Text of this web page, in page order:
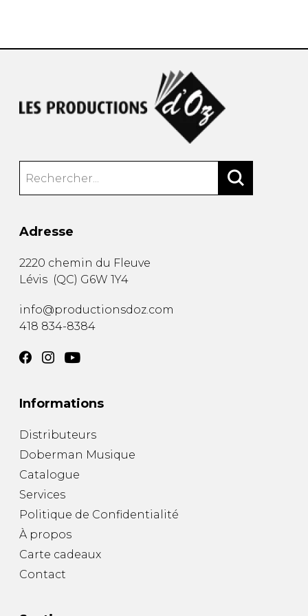
Adresse
2220 chemin du Fleuve
Lévis (QC) G6W 1Y4
info@productionsdoz.com
418 834-8384
Informations
Distributeurs
Doberman Musique
Catalogue
Services
Politique de Confidentialité
À propos
Carte cadeaux
Contact